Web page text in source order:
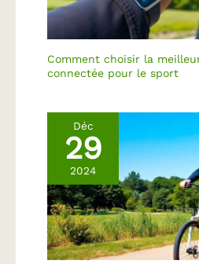
Comment choisir la
connectée pour le sport
Déc
29
2024